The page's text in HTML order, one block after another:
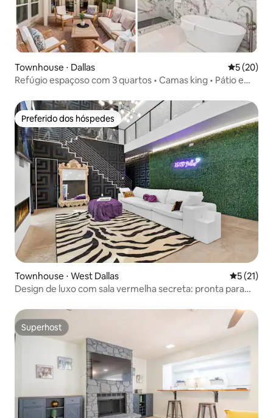
Townhouse ⋅ Dallas 5 de uma
5 (20)
Refúgio espaçoso com 3 quartos • Camas king • Pátio e
Preferido dos hóspedes
Preferido dos hóspedes
Townhouse ⋅ West Dallas 5 de uma
5 (21)
Design de luxo com sala vermelha secreta: pronta para
Superhost
Superhost